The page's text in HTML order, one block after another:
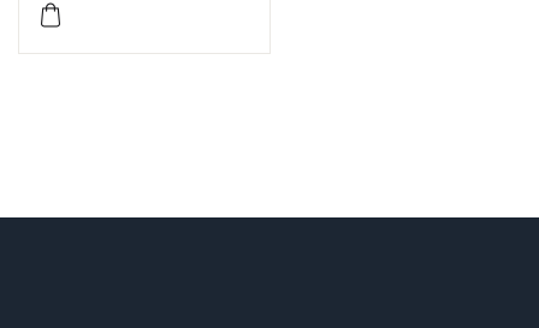
μεσογειακών νήσων